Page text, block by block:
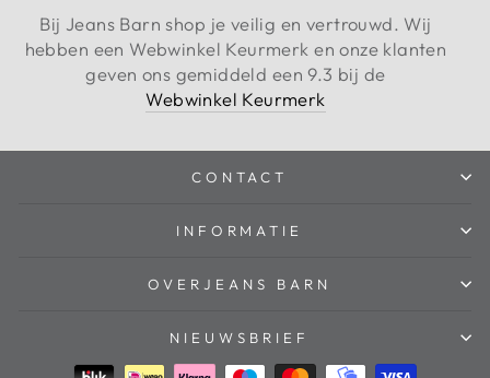
Bij Jeans Barn shop je veilig en vertrouwd. Wij
hebben een Webwinkel Keurmerk en onze klanten
geven ons gemiddeld een 9.3 bij de
Webwinkel Keurmerk
CONTACT
INFORMATIE
OVERJEANS BARN
NIEUWSBRIEF